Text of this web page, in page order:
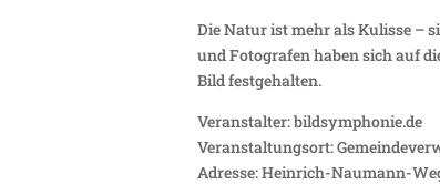
Die Natur ist mehr als Kulisse –
und Fotografen haben sich auf
Bild festgehalten.
Veranstalter: bildsymphonie.de
Veranstaltungsort:
Adresse: Heinrich-Naumann-